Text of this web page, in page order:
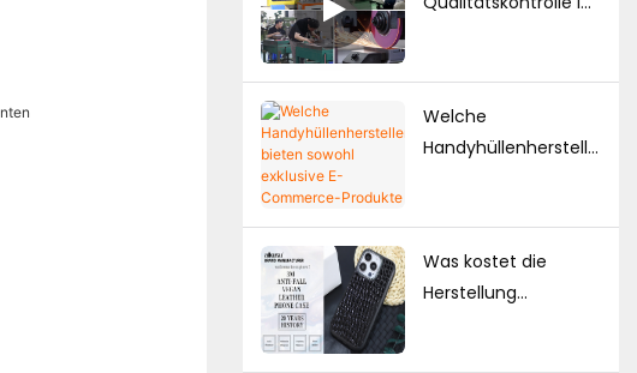
Einkäufe?
vollständiger
Leitfaden für Marken
Welche
Handyhüllenherstelle
Produkte als auch
Massenlieferungen
Was kostet die
Herstellung